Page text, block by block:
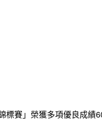
標賽」榮獲多項優良成